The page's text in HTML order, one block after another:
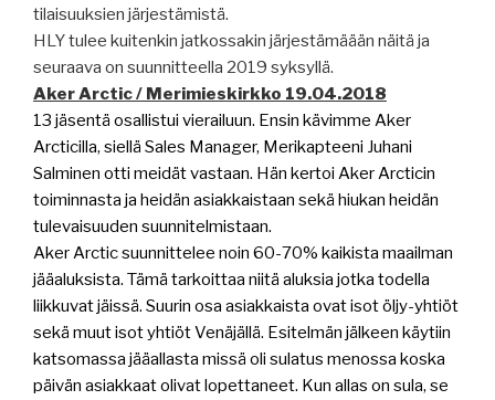
tilaisuuksien järjestämistä.
HLY tulee kuitenkin jatkossakin järjestämäään näitä ja
seuraava on suunnitteella 2019 syksyllä.
Aker Arctic / Merimieskirkko 19.04.2018
13 jäsentä osallistui vierailuun. Ensin kävimme Aker
Arcticilla, siellä Sales Manager, Merikapteeni Juhani
Salminen otti meidät vastaan. Hän kertoi Aker Arcticin
toiminnasta ja heidän asiakkaistaan sekä hiukan heidän
tulevaisuuden suunnitelmistaan.
Aker Arctic suunnittelee noin 60-70% kaikista maailman
jääaluksista. Tämä tarkoittaa niitä aluksia jotka todella
liikkuvat jäissä. Suurin osa asiakkaista ovat isot öljy-yhtiöt
sekä muut isot yhtiöt Venäjällä. Esitelmän jälkeen käytiin
katsomassa jääallasta missä oli sulatus menossa koska
päivän asiakkaat olivat lopettaneet. Kun allas on sula, se